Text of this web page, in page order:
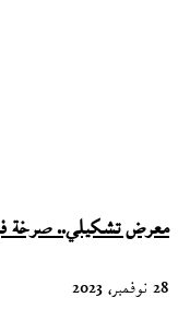
معرض تشكيلي.. صرخة فن
28 نوفمبر، 2023